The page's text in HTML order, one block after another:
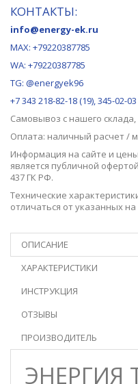
КОНТАКТЫ:
info@energy-ek.ru
MAX: +79220387785
WA: +79220387785
TG: @energyek96
+7 343 218-82-18 (19), 345-02-
Самовывоз с нашего склада
Оплата: наличный расчет /
Информация на сайте и
является публичной
437 ГК РФ.
Технические
отличаться от указанных на
ОПИСАНИЕ
ХАРАКТЕРИСТИКИ
ИНСТРУКЦИЯ
ОТЗЫВЫ
ПРОИЗВОДИТЕЛЬ
ЭНЕРГИЯ